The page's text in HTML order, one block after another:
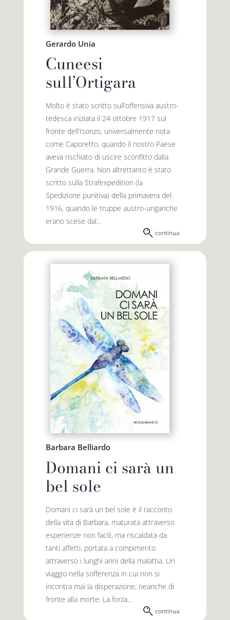
le zattere
i fuori collana
Premio letterario Giallovalle
il tuo carrello
Gerardo Unia
Cuneesi
sull’Ortigara
Molto è stato scritto sull’offensiva austro-
tedesca iniziata il 24 ottobre 1917 sul
fronte dell’Isonzo, universalmente nota
come Caporetto, quando il nostro Paese
aveva rischiato di uscire sconfitto dalla
Grande Guerra. Non altrettanto è stato
scritto sulla Strafexpedition (la
Spedizione punitiva) della primavera del
1916, quando le truppe austro-ungariche
erano scese dal...
continua
Barbara Belliardo
Domani ci sarà un
bel sole
Domani ci sarà un bel sole è il racconto
della vita di Barbara, maturata attraverso
esperienze non facili, ma riscaldata da
tanti affetti, portata a compimento
attraverso i lunghi anni della malattia. Un
viaggio nella sofferenza in cui non si
incontra mai la disperazione, neanche di
fronte alla morte. La forza...
continua